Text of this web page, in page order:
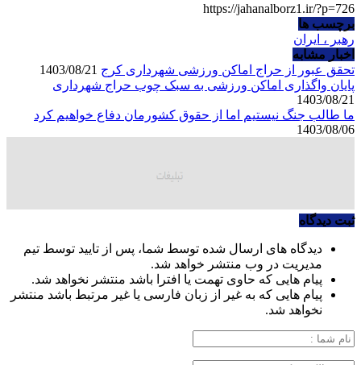
https://jahanalborz1.ir/?p=726
برچسب ها
رهبر ، ایران
اخبار مشابه
تحقق عبور از حراج اماکن ورزشی شهرداری کرج
پایان واگذاری اماکن ورزشی به سبک چوب حراج شهرداری
1403/08/21
ما طالب جنگ نیستیم اما از حقوق کشورمان دفاع خواهیم کرد
1403/08/06
ثبت دیدگاه
دیدگاه های ارسال شده توسط شما، پس از تایید توسط تیم
مدیریت در وب منتشر خواهد شد.
پیام هایی که حاوی تهمت یا افترا باشد منتشر نخواهد شد.
پیام هایی که به غیر از زبان فارسی یا غیر مرتبط باشد منتشر
نخواهد شد.